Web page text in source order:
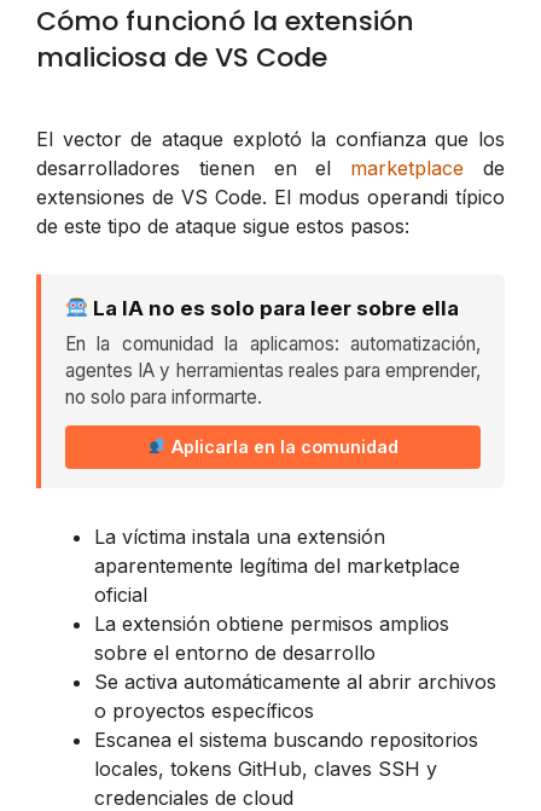
Cómo funcionó la extensión
maliciosa de VS Code
El vector de ataque explotó la confianza que los
desarrolladores tienen en el marketplace de
extensiones de VS Code. El modus operandi típico
de este tipo de ataque sigue estos pasos:
La IA no es solo para leer sobre ella
En la comunidad la aplicamos: automatización,
agentes IA y herramientas reales para emprender,
no solo para informarte.
Aplicarla en la comunidad
La víctima instala una extensión
aparentemente legítima del marketplace
oficial
La extensión obtiene permisos amplios
sobre el entorno de desarrollo
Se activa automáticamente al abrir archivos
o proyectos específicos
Escanea el sistema buscando repositorios
locales, tokens GitHub, claves SSH y
credenciales de cloud